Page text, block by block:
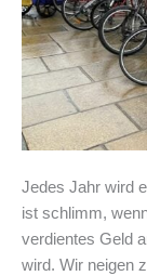
Jedes Jahr wird
ist schlimm,
verdientes Geld
wird. Wir neigen